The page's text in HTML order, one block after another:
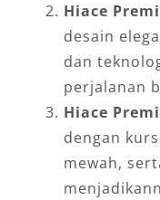
Hiace
desain
dan
perjalanan
Hiace
dengan
mewah,